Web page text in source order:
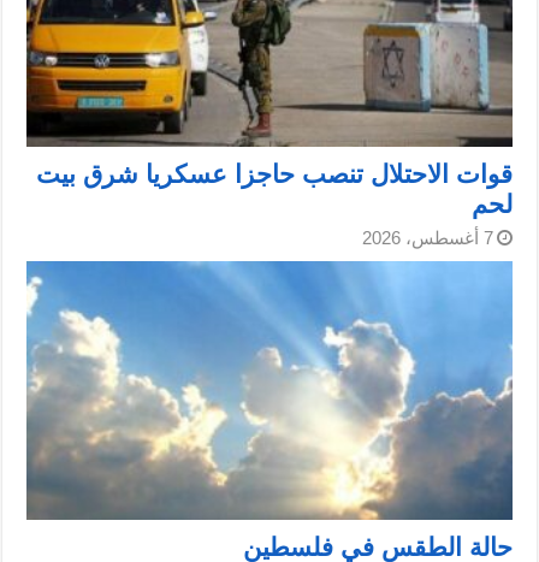
قوات الاحتلال تنصب حاجزا عسكريا شرق بيت
لحم
7 أغسطس، 2026
حالة الطقس في فلسطين